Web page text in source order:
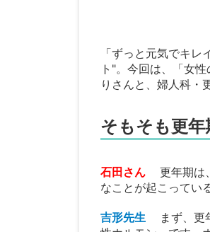
「ずっと元気でキ
ト"。今回は、「女
りさんと、婦人科・
そもそも更
石田さん
更年期は
なことが起こってい
吉形先生
まず、